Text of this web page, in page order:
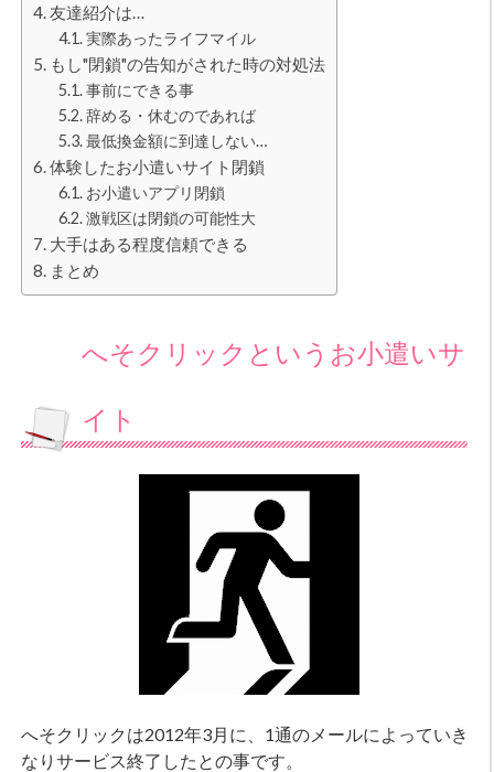
友達紹介は…
実際あったライフマイル
もし"閉鎖"の告知がされた時の対処法
事前にできる事
辞める・休むのであれば
最低換金額に到達しない…
体験したお小遣いサイト閉鎖
お小遣いアプリ閉鎖
激戦区は閉鎖の可能性大
大手はある程度信頼できる
まとめ
へそクリックというお小遣いサ
イト
へそクリックは2012年3月に、1通のメールによっていき
なりサービス終了したとの事です。